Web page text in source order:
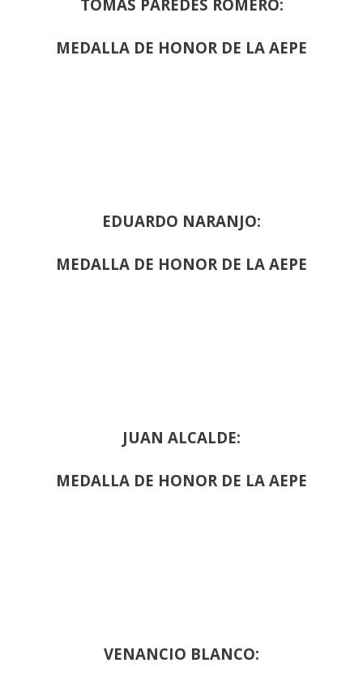
TOMÁS PAREDES ROMERO:
MEDALLA DE HONOR DE LA AEPE
EDUARDO NARANJO:
MEDALLA DE HONOR DE LA AEPE
JUAN ALCALDE:
MEDALLA DE HONOR DE LA AEPE
VENANCIO BLANCO: